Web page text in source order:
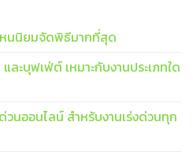
หนนิยมจัดพิธีมากที่สุด
ะบุฟเฟ่ต์ เหมาะกับงานประเภทใด
วนออนไลน์ สำหรับงานเร่งด่วนทุก